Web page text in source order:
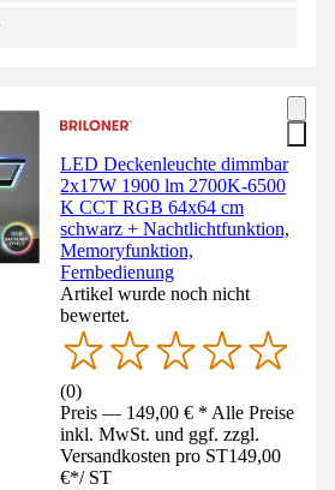
LED Deckenleuchte dimmbar
2x17W 1900 lm 2700K-6500
K CCT RGB 64x64 cm
schwarz + Nachtlichtfunktion,
Memoryfunktion,
Fernbedienung
Artikel wurde noch nicht
bewertet.
(0)
Preis — 149,00 € * Alle Preise
inkl. MwSt. und ggf. zzgl.
Versandkosten pro ST149,00
€*/ ST